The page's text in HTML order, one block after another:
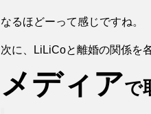
なるほどーって感じですね。
次に、LiLiCoと離婚の関係を
メディアで